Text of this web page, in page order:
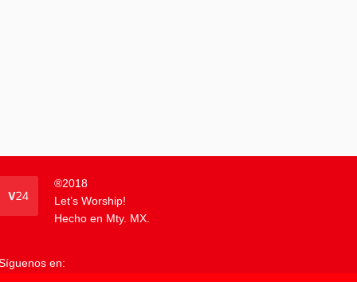
®2018
Let’s Worship!
Hecho en Mty. MX.
en: